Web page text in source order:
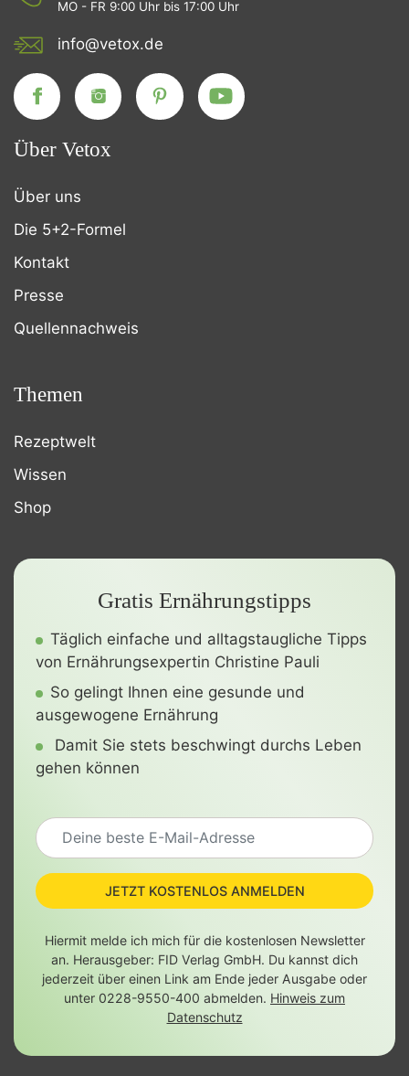
MO - FR 9:00 Uhr bis 17:00 Uhr
info@vetox.de
Über Vetox
Über uns
Die 5+2-Formel
Kontakt
Presse
Quellennachweis
Themen
Rezeptwelt
Wissen
Shop
Gratis Ernährungstipps
Täglich einfache und alltagstaugliche Tipps
von Ernährungsexpertin Christine Pauli
So gelingt Ihnen eine gesunde und
ausgewogene Ernährung
Damit Sie stets beschwingt durchs Leben
gehen können
JETZT KOSTENLOS ANMELDEN
Hiermit melde ich mich für die kostenlosen Newsletter
an. Herausgeber: FID Verlag GmbH. Du kannst dich
jederzeit über einen Link am Ende jeder Ausgabe oder
unter 0228-9550-400 abmelden. Hinweis zum
Datenschutz